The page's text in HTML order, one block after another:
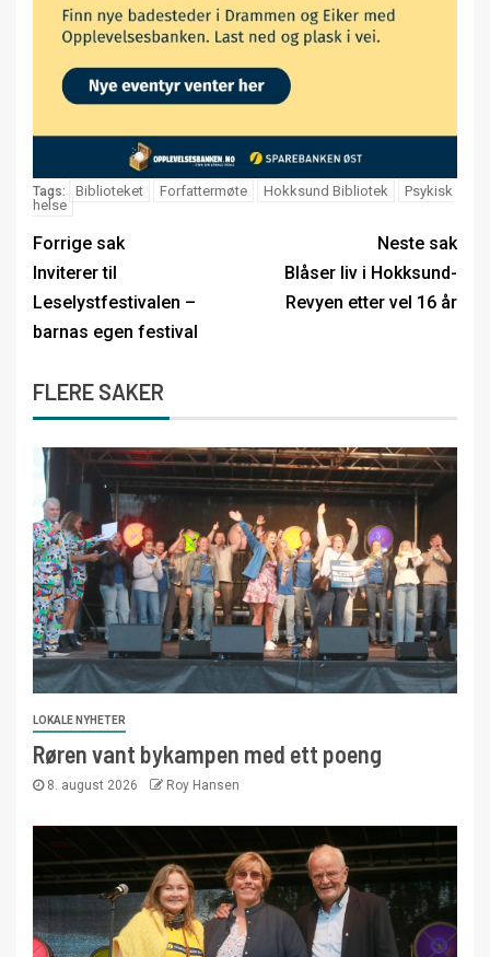
Tags: Biblioteket Forfattermøte Hokksund Bibliotek
Psykisk
helse
Forrige sak
Inviterer til
Leselystfestivalen –
barnas egen festival
Neste sak
Blåser liv i Hokksund-
Revyen etter vel 16 år
FLERE SAKER
LOKALE NYHETER
Røren vant bykampen med ett poeng
8. august 2026 Roy Hansen